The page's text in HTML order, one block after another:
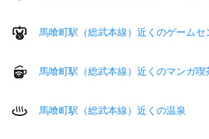
馬喰町駅（総武本線）近くのゲームセ
馬喰町駅（総武本線）近くのマンガ喫
馬喰町駅（総武本線）近くの温泉